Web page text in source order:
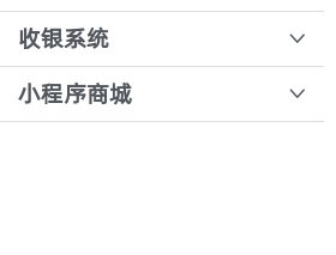
售后订单说明文档
收银台设置退款审核
模板绑定
公众号跳转小程序的操作教程
如何设置客服人员？
如何更换小程序logo
收银系统
核销票据
小程序商城